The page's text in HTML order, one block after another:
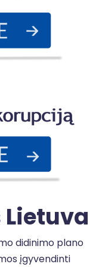
didinimo plano
įgyvendinti